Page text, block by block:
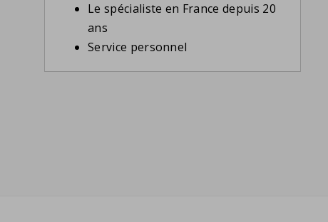
Le spécialiste en France depuis 20
ans
Service personnel